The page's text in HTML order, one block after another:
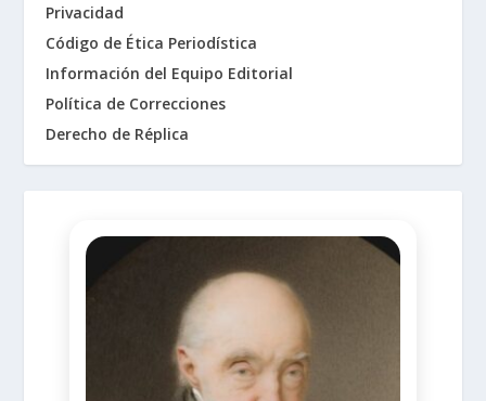
Privacidad
Código de Ética Periodística
Información del Equipo Editorial
Política de Correcciones
Derecho de Réplica